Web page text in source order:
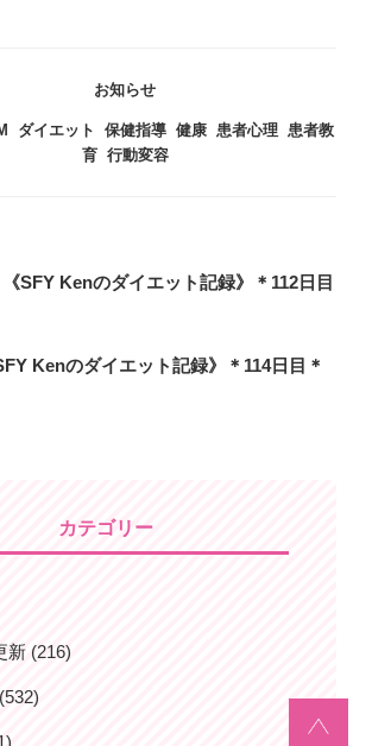
カ
ゴ
リ
お知らせ
ダイエット 保健指導, 健康, 患者心理, 患者教
育, 行動変容
SFY Kenのダイエット記録》＊112日目
Kenのダイエット記録》＊114日目＊
カテゴリー
新 (216)
(532)